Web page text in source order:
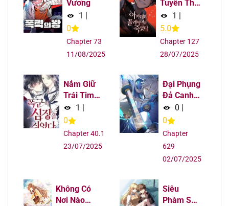
Chapter 40 13/08/2025
Chapter 39 13/08/2025
13/08/2025
Chapter 37 13/08/2025
Chapter 36 13/08/2025
13/08/2025
13/08/2025
Chapter 33 13/08/2025
Vương
1 |
0
Chapter 73
11/08/2025
Tuyển Thủ
Học Viện
1 |
5.0
Chapter 127
28/07/2025
Nắm Giữ
Trái Tim
Của Bạo
Chúa
1
0
Chapter 40.1
23/07/2025
Đại Phụng
Đả Canh
Nhân
0
0
Chapter
629
02/07/2025
Không Có
Nơi Nào
Siêu
Phàm Sát